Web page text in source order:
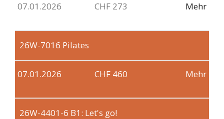
07.01.2026 CHF 273 Mehr
26W-7016 Pilates
07.01.2026 CHF 460 Mehr
26W-4401-6 B1: Let's go!